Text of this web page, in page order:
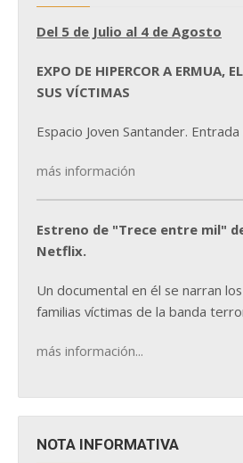
Del 5 de Julio al 4 de Agosto
EXPO DE HIPERCOR A ERMUA,
SUS VÍCTIMAS
Espacio Joven Santander.
más información
Estreno de "Trece entre mil"
Netflix.
Un documental en él se narran
familias víctimas de la banda
más información...
NOTA INFORMATIVA